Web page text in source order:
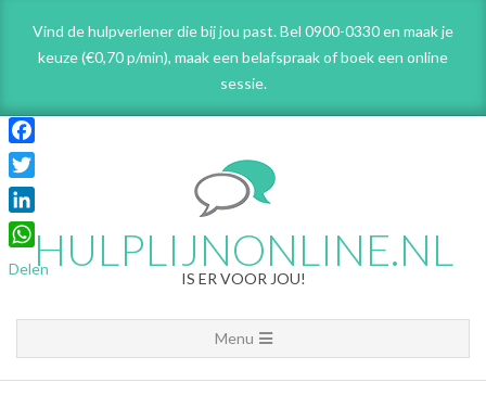
content
Vind de hulpverlener die bij jou past. Bel 0900-0330 en maak je
keuze (€0,70 p/min), maak een belafspraakof boek een online
sessie.
HULPLIJNONLINE.NL
IS ER VOOR JOU!
Navigation
Menu
Menu
Facebook
Twitter
LinkedIn
WhatsApp
Delen